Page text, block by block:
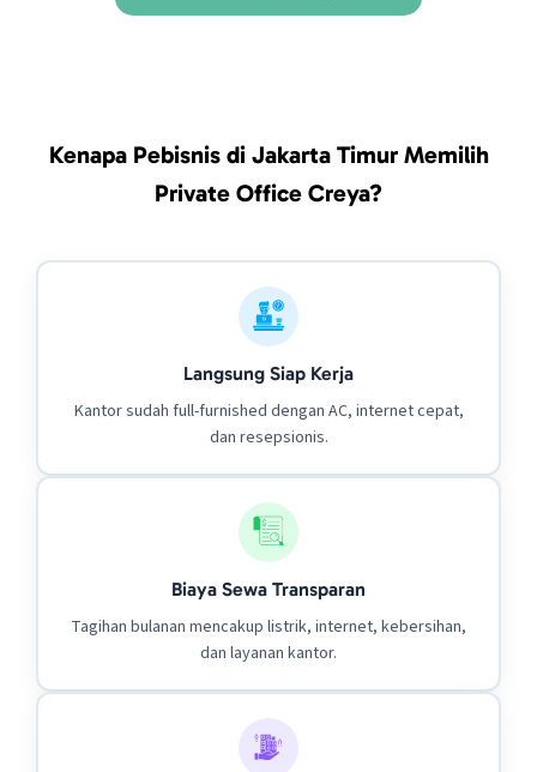
Kenapa Pebisnis di Jakarta Timur Memilih
Private Office Creya?
Langsung Siap Kerja
Kantor sudah full-furnished dengan AC, internet cepat,
dan resepsionis.
Biaya Sewa Transparan
Tagihan bulanan mencakup listrik, internet, kebersihan,
dan layanan kantor.